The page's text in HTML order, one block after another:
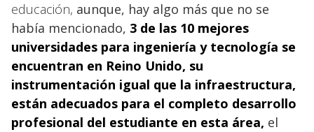
educación, aunque, hay algo más que no se
había mencionado, 3 de las 10 mejores
universidades para ingeniería y tecnología se
encuentran en Reino Unido, su
instrumentación igual que la infraestructura,
están adecuados para el completo desarrollo
profesional del estudiante en esta área, el